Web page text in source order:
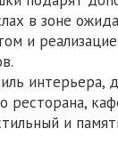
в зоне
и
интерьера,
ресторана,
и